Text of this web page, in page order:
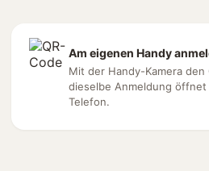
Am eigenen Handy
Mit der Handy-Kamera
dieselbe Anmeldung
Telefon.